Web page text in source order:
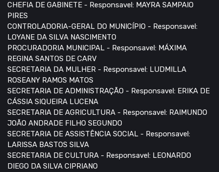
CHEFIA DE GABINETE - Responsavel: MAYRA SAMPAIO
PIRES
CONTROLADORIA-GERAL DO MUNICÍPIO - Responsavel:
LOYANE DA SILVA NASCIMENTO
PROCURADORIA MUNICIPAL - Responsavel: MÁXIMA
REGINA SANTOS DE CARV
SECRETARIA DA MULHER - Responsavel: LUDMILLA
ROSEANY RAMOS MATOS
SECRETARIA DE ADMINISTRAÇÃO - Responsavel: ERIKA DE
CÁSSIA SIQUEIRA LUCENA
SECRETARIA DE AGRICULTURA - Responsavel: RAIMUNDO
JOÃO ANDRADE FILHO SEGUNDO
SECRETARIA DE ASSISTÊNCIA SOCIAL - Responsavel:
LARISSA BASTOS SILVA
SECRETARIA DE CULTURA - Responsavel: LEONARDO
DIEGO DA SILVA CIPRIANO